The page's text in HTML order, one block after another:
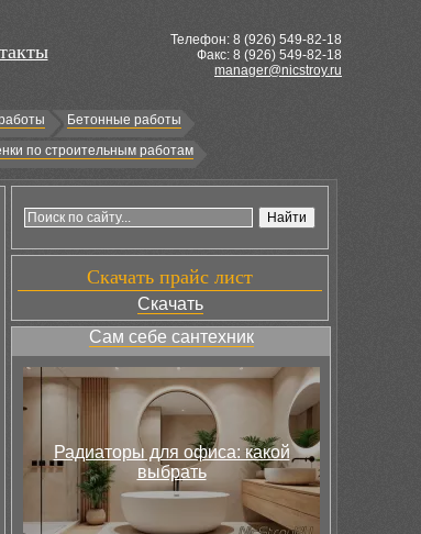
Телефон: 8 (926) 549-82-18
Факс: 8 (926) 549-82-18
manager@nicstroy.ru
Бетонные работы
по строительным работам
Скачать прайс лист
Скачать
Сам себе сантехник
Радиаторы для офиса: какой
выбрать